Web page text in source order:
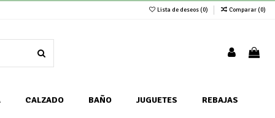
Lista de deseos (0) Comparar (0)
CALZADO BAÑO JUGUETES REBAJAS